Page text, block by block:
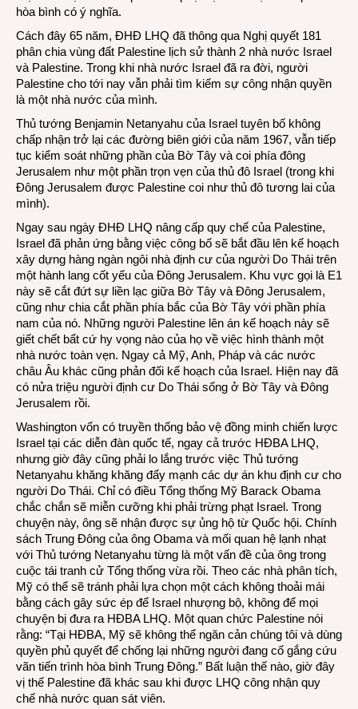
hòa bình có ý nghĩa.
Cách đây 65 năm, ĐHĐ LHQ đã thông qua Nghị quyết 181
phân chia vùng đất Palestine lịch sử thành 2 nhà nước Israel
và Palestine. Trong khi nhà nước Israel đã ra đời, người
Palestine cho tới nay vẫn phải tìm kiếm sự công nhận quyền
là một nhà nước của mình.
Thủ tướng Benjamin Netanyahu của Israel tuyên bố không
chấp nhận trở lại các đường biên giới của năm 1967, vẫn tiếp
tục kiểm soát những phần của Bờ Tây và coi phía đông
Jerusalem như một phần trọn vẹn của thủ đô Israel (trong khi
Đông Jerusalem được Palestine coi như thủ đô tương lai của
mình).
Ngay sau ngày ĐHĐ LHQ nâng cấp quy chế của Palestine,
Israel đã phản ứng bằng việc công bố sẽ bắt đầu lên kế hoạch
xây dựng hàng ngàn ngôi nhà định cư của người Do Thái trên
một hành lang cốt yếu của Đông Jerusalem. Khu vực gọi là E1
này sẽ cắt đứt sự liền lạc giữa Bờ Tây và Đông Jerusalem,
cũng như chia cắt phần phía bắc của Bờ Tây với phần phía
nam của nó. Những người Palestine lên án kế hoạch này sẽ
giết chết bất cứ hy vọng nào của họ về việc hình thành một
nhà nước toàn vẹn. Ngay cả Mỹ, Anh, Pháp và các nước
châu Âu khác cũng phản đối kế hoạch của Israel. Hiện nay đã
có nửa triệu người định cư Do Thái sống ở Bờ Tây và Đông
Jerusalem rồi.
Washington vốn có truyền thống bảo vệ đồng minh chiến lược
Israel tại các diễn đàn quốc tế, ngay cả trước HĐBA LHQ,
nhưng giờ đây cũng phải lo lắng trước việc Thủ tướng
Netanyahu khăng khăng đẩy mạnh các dự án khu định cư cho
người Do Thái. Chỉ có điều Tổng thống Mỹ Barack Obama
chắc chắn sẽ miễn cưỡng khi phải trừng phạt Israel. Trong
chuyện này, ông sẽ nhận được sự ủng hộ từ Quốc hội. Chính
sách Trung Đông của ông Obama và mối quan hệ lạnh nhạt
với Thủ tướng Netanyahu từng là một vấn đề của ông trong
cuộc tái tranh cử Tổng thống vừa rồi. Theo các nhà phân tích,
Mỹ có thể sẽ tránh phải lựa chọn một cách không thoải mái
bằng cách gây sức ép để Israel nhượng bộ, không để mọi
chuyện bị đưa ra HĐBA LHQ. Một quan chức Palestine nói
rằng: “Tại HĐBA, Mỹ sẽ không thể ngăn cản chúng tôi và dùng
quyền phủ quyết để chống lại những người đang cố gắng cứu
vãn tiến trình hòa bình Trung Đông.” Bất luận thế nào, giờ đây
vị thế Palestine đã khác sau khi được LHQ công nhận quy
chế nhà nước quan sát viên.